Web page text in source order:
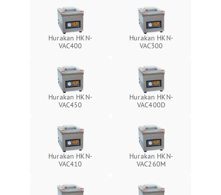
Hurakan HKN-
VAC400
Hurakan HKN-
VAC300
Hurakan HKN-
VAC450
Hurakan HKN-
VAC400D
Hurakan HKN-
VAC410
Hurakan HKN-
VAC260M